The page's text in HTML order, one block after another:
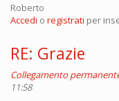
Roberto
Accedi o registrati per
RE: Grazie
Collegamento
11:58